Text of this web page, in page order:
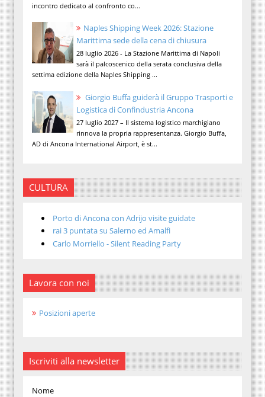
incontro dedicato al confronto co...
Naples Shipping Week 2026: Stazione
Marittima sede della cena di chiusura
28 luglio 2026 - La Stazione Marittima di Napoli
sarà il palcoscenico della serata conclusiva della
settima edizione della Naples Shipping ...
Giorgio Buffa guiderà il Gruppo Trasporti e
Logistica di Confindustria Ancona
27 luglio 2027 – Il sistema logistico marchigiano
rinnova la propria rappresentanza. Giorgio Buffa,
AD di Ancona International Airport, è st...
CULTURA
Porto di Ancona con Adrijo visite guidate
rai 3 puntata su Salerno ed Amalfi
Carlo Morriello - Silent Reading Party
Lavora con noi
Posizioni aperte
Iscriviti alla newsletter
Nome